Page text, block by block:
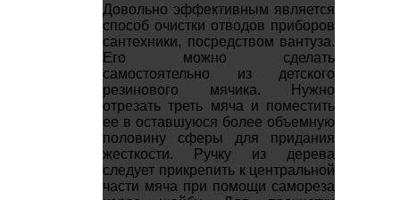
Довольно эффективным является
способ очистки отводов приборов
сантехники, посредством вантуза.
Его можно сделать
самостоятельно из детского
резинового мячика. Нужно
отрезать треть мяча и поместить
ее в оставшуюся более объемную
половину сферы для придания
жесткости. Ручку из дерева
следует прикрепить к центральной
части мяча при помощи самореза